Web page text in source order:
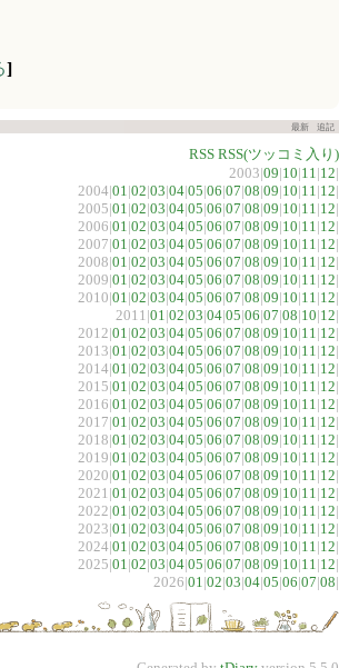
]
最新 追記
RSS RSS(ツッコミ入り)
2003|09|10|11 |12|
2004|01 |02|03|04|05|06|07|08|09|10|11 |12|
2005|01 |02|03|04|05|06|07|08|09|10|11 |12|
2006|01 |02|03|04|05|06|07|08|09|10|11 |12|
2007|01 |02|03|04|05|06|07|08|09|10|11 |12|
2008|01 |02|03|04|05|06|07|08|09|10|11 |12|
2009|01 |02|03|04|05|06|07|08|09|10|11 |12|
2010|01 |02|03|04|05|06|07|08|09|10|11 |12|
2011|01 |02|03|04|05|06|07|08|10|12|
2012|01 |02|03|04|05|06|07|08|09|10|11 |12|
2013|01 |02|03|04|05|06|07|08|09|10|11 |12|
2014|01 |02|03|04|05|06|07|08|09|10|11 |12|
2015|01 |02|03|04|05|06|07|08|09|10|11 |12|
2016|01 |02|03|04|05|06|07|08|09|10|11 |12|
2017|01 |02|03|04|05|06|07|08|09|10|11 |12|
2018|01 |02|03|04|05|06|07|08|09|10|11 |12|
2019|01 |02|03|04|05|06|07|08|09|10|11 |12|
2020|01 |02|03|04|05|06|07|08|09|10|11 |12|
2021|01 |02|03|04|05|06|07|08|09|10|11 |12|
2022|01 |02|03|04|05|06|07|08|09|10|11 |12|
2023|01 |02|03|04|05|06|07|08|09|10|11 |12|
2024|01 |02|03|04|05|06|07|08|09|10|11 |12|
2025|01 |02|03|04|05|06|07|08|09|10|11 |12|
2026|01 |02|03|04|05|06|07|08|